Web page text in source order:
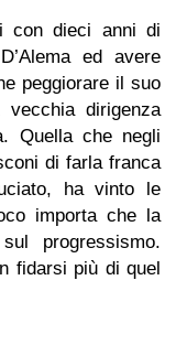
con dieci anni di
ed avere
peggiorare il suo
dirigenza
Quella che negli
di farla franca
ha vinto le
importa che la
progressismo.
fidarsi più di quel